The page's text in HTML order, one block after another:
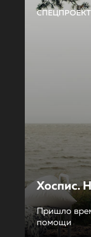
СПЕЦПРОЕКТ
Хоспис.
Пришло
помощи